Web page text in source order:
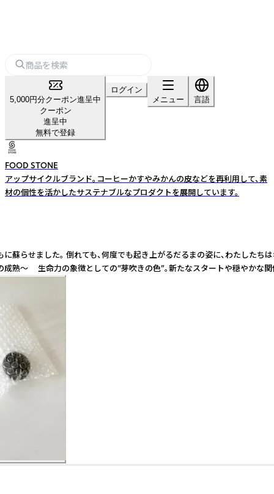
5,000円分クーポン進呈中
クーポン
進呈中
無料で登録
ログイン
メニュー
言語
FOOD STONE
アップサイクルブランド。コーヒーかすやみかんの皮などを再利用して、素
材の個性を活かしたサステナブルなプロダクトを展開しています。
に蘇らせました。 倒れても、何度でも起き上がるだるまの姿に、
～ 生命力の象徴としての“芽吹きの色”。新たなスタートや穏やか